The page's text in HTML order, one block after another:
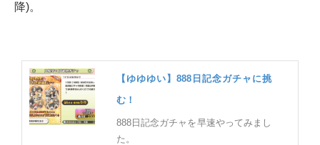
降)。
【ゆゆゆい】888日記念ガチャに挑
む！
888日記念ガチャを早速やってみまし
た。